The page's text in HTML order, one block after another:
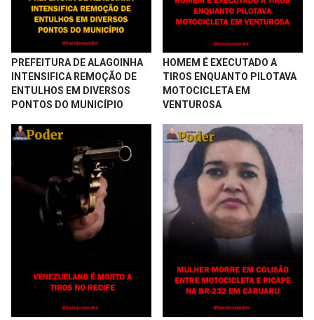
PREFEITURA DE ALAGOINHA
INTENSIFICA REMOÇÃO DE
ENTULHOS EM DIVERSOS
PONTOS DO MUNICÍPIO
HOMEM É EXECUTADO A
TIROS ENQUANTO PILOTAVA
MOTOCICLETA EM
VENTUROSA